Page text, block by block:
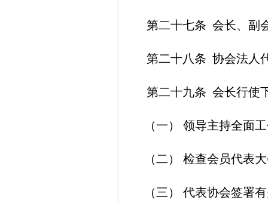
第二十七条 会长、副
第二十八条 协会法人
第二十九条 会长行使
（一） 领导主持全面
（二） 检查会员代表
（三） 代表协会签署